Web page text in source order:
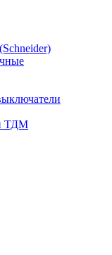
ТДМ